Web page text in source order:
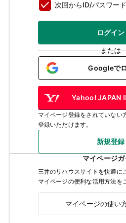
次回からID/パスワー
ログイン
または
Googleで
Yahoo! JAPAN
マイページ登録をされていない
登録いただけます。
新規登録
マイページ
三井のリハウスサイトを快適に
マイページの便利な活用方法を
マイページの使い